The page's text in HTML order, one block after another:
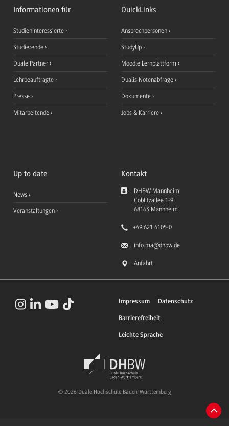
Informationen für
Studieninteressierte
Studierende
Duale Partner
Lehrbeauftragte
Presse
Mitarbeitende
QuickLinks
Ansprechpersonen
StudyUp
Moodle Lernplattform
Dualis Notenabfrage
Dokumente
Jobs & Karriere
Up to date
News
Veranstaltungen
Kontakt
DHBW Mannheim
Coblitzallee 1-9
68163 Mannheim
+49 621 4105-0
info.ma@dhbw.de
Anfahrt
Impressum Datenschutz
Barrierefreiheit
Leichte Sprache
© 2026 Duale Hochschule Baden-Württemberg
Zum